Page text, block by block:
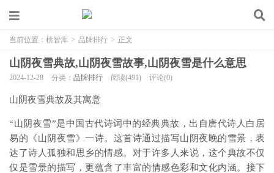
当前位置： 榜智库 > 品牌排行 > 正文
山阴夜雪典故,山阴夜雪故事,山阴夜雪是什么意思
2024-12-28 分类： 品牌排行 阅读(491) 评论(0)
山阴夜雪典故及其寓意
“山阴夜雪”是中国古代诗词中的经典典故，出自唐代诗人白居
易的《山阴夜雪》一诗。这首诗通过描写山阴夜晚的雪景，表
达了诗人孤独和思乡的情感。对于许多人来说，这个典故不仅
仅是雪景的描写，更蕴含了丰富的情感色彩和文化内涵。接下